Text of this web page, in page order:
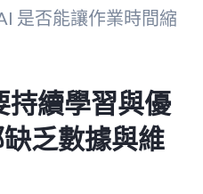
是否能讓作業時間縮
持續學習與優
乏數據與維